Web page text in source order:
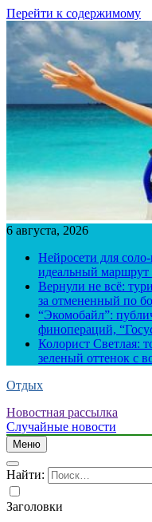
Перейти к содержимому
6 августа, 2026
Нейросети для
идеальный
Вернули не всё:
за отмененный по
“Экомобайл”:
финопераций,
Колорист Светлая:
зеленый оттенок с
Отдых
Новостная рассылка
Случайные новости
Меню
Найти:
Заголовки